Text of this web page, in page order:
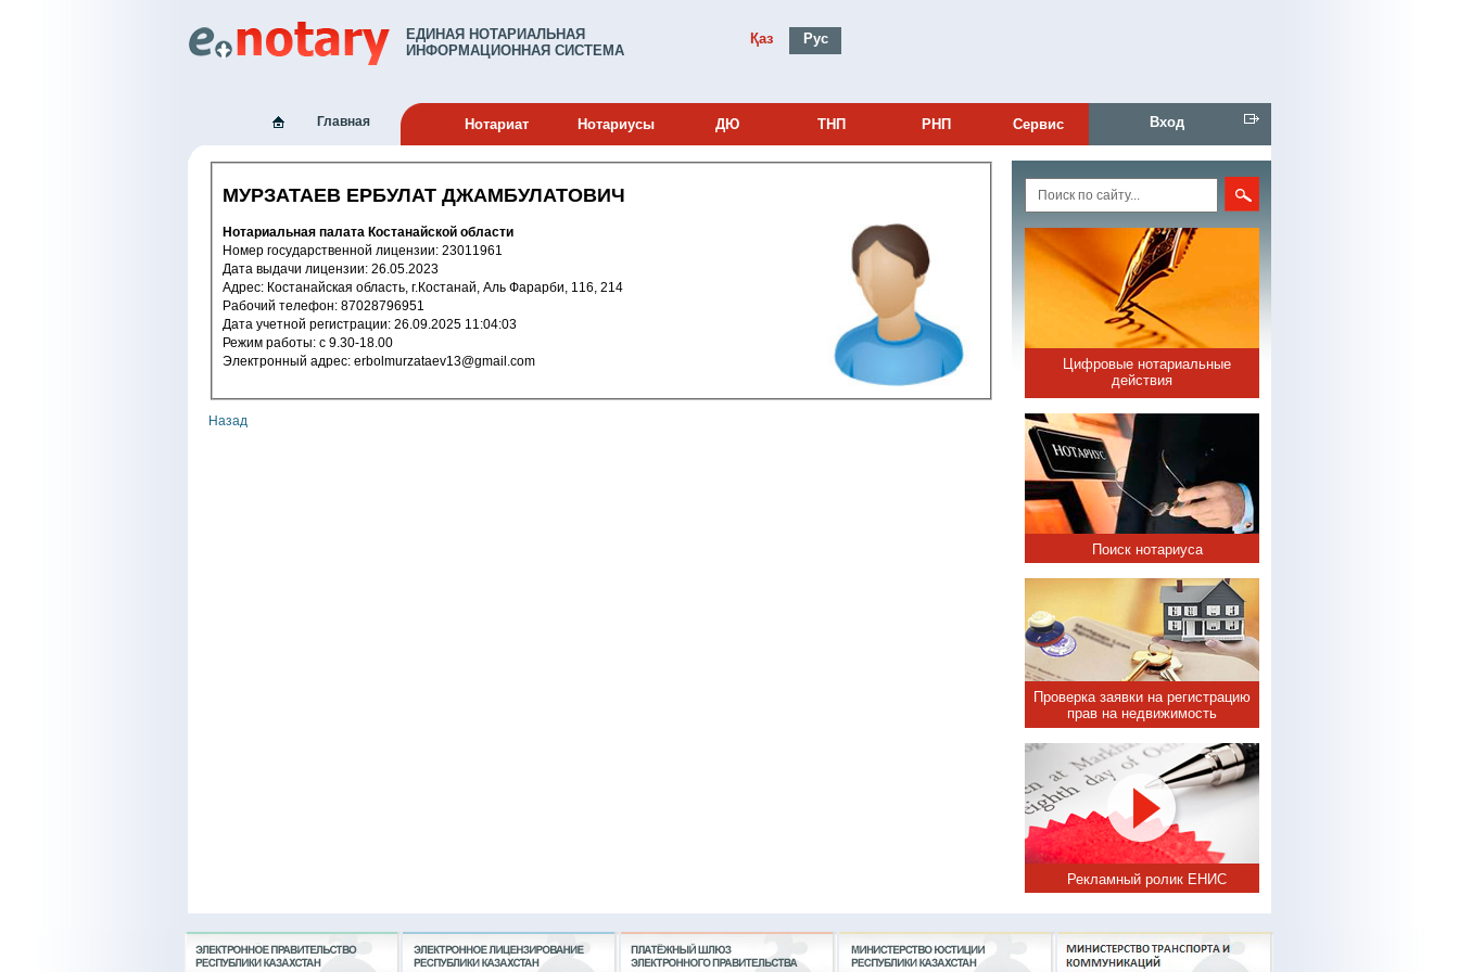
ЕДИНАЯ НОТАРИАЛЬНАЯ
ИНФОРМАЦИОННАЯ СИСТЕМА
Қаз Рус
Главная Нотариат Нотариусы ДЮ ТНП РНП Сервис Вход
МУРЗАТАЕВ ЕРБУЛАТ ДЖАМБУЛАТОВИЧ
Нотариальная палата Костанайской области
Номер государственной лицензии: 23011961
Дата выдачи лицензии: 26.05.2023
Адрес: Костанайская область, г.Костанай, Аль Фарарби, 116, 214
Рабочий телефон: 87028796951
Дата учетной регистрации: 26.09.2025 11:04:03
Режим работы: c 9.30-18.00
Электронный адрес: erbolmurzataev13@gmail.com
Назад
Цифровые нотариальные
действия
Поиск нотариуса
Проверка заявки на регистрацию
прав на недвижимость
Рекламный ролик ЕНИС